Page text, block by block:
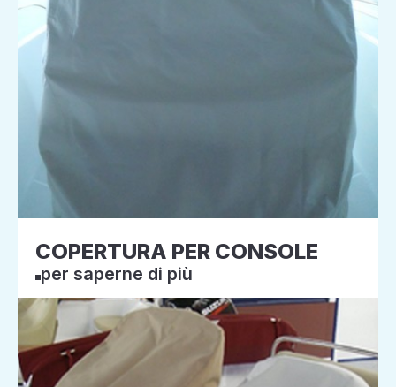
COPERTURA PER CONSOLE
per saperne di più